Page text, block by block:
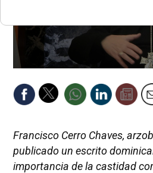
Francisco Cerro Chaves,
publicado un escrito
importancia de la castidad